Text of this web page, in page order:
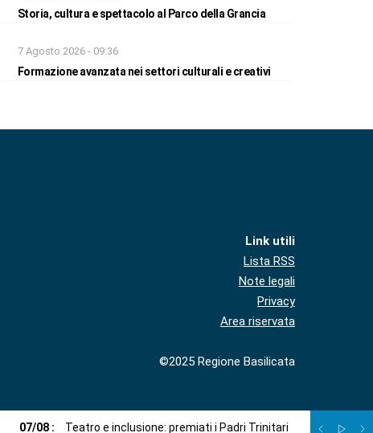
Storia, cultura e spettacolo al Parco della Grancia
7 Agosto 2026 - 09:36
Formazione avanzata nei settori culturali e creativi
Link utili
Lista RSS
Note legali
Privacy
Area riservata
©2025 Regione Basilicata
07/08 : Teatro e inclusione: premiati i Padri Trinitari 07/ 08: